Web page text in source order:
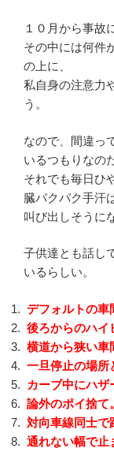
１０月から事故
その中には何件
の上に、
私自身の注意力
う。
なので、間違っ
いるつもりなの
それでも毎日ひ
臓バクバク手汗
叫び出しそうに
子供達とも話し
いるらしい。
デフォルトの車
後ろからのハイ
横道から狭い車
一旦停止の場所
カーブ中にハザ
論外のポイ捨て
対向車線同士で
通れない幅で止